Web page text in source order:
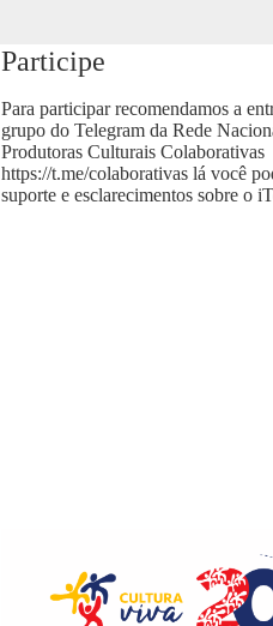
Participe
Para participar recomendamos a
grupo do Telegram da Rede
Produtoras Culturais Colaborativas
https://t.me/colaborativaslá você
suporte e esclarecimentos sobre o